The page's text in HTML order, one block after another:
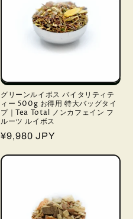
グリーンルイボス バイタリティテ
ィー 500g お得用 特大バッグタイ
プ｜Tea Total ノンカフェイン フ
ルーツ ルイボス
通
価
¥9,980 JPY